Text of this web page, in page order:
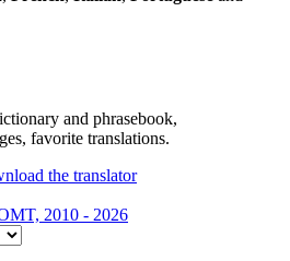
and phrasebook,
favorite translations.
2010 - 2026